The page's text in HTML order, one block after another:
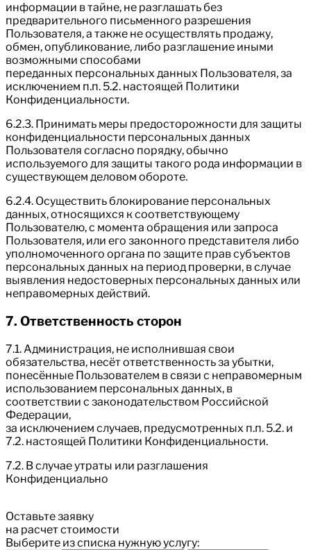
информации в тайне, не разглашать без
предварительного письменного разрешения
Пользователя, а также не осуществлять продажу,
обмен, опубликование, либо разглашение иными
возможными способами
переданных персональных данных Пользователя, за
исключением п.п. 5.2. настоящей Политики
Конфиденциальности.
6.2.3. Принимать меры предосторожности для защиты
конфиденциальности персональных данных
Пользователя согласно порядку, обычно
используемого для защиты такого рода информации в
существующем деловом обороте.
6.2.4. Осуществить блокирование персональных
данных, относящихся к соответствующему
Пользователю, с момента обращения или запроса
Пользователя, или его законного представителя либо
уполномоченного органа по защите прав субъектов
персональных данных на период проверки, в случае
выявления недостоверных персональных данных или
неправомерных действий.
7. Ответственность сторон
7.1. Администрация, не исполнившая свои
обязательства, несёт ответственность за убытки,
понесённые Пользователем в связи с неправомерным
использованием персональных данных, в
соответствии с законодательством Российской
Федерации,
за исключением случаев, предусмотренных п.п. 5.2. и
7.2. настоящей Политики Конфиденциальности.
7.2. В случае утраты или разглашения
Конфиденциально
Оставьте заявку
на расчет стоимости
Выберите из списка нужную услугу: